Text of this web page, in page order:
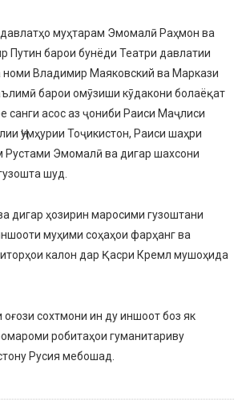
давлатҳо муҳтарам Эмомалӣ Раҳмон ва
Путин барои бунёди Театри давлатии
номи Владимир Маяковский ва Маркази
барои омӯзиши кӯдакони болаёқат
асос аз ҷониби Раиси Маҷлиси
Ҷумҳурии Тоҷикистон, Раиси шаҳри
Эмомалӣ ва дигар шахсони
шуд.
дигар ҳозирин маросими гузоштани
муҳими соҳаҳои фарҳанг ва
калон дар Қасри Кремл мушоҳида
оғози сохтмони ин ду иншоот боз як
робитаҳои гуманитариву
Русия мебошад.